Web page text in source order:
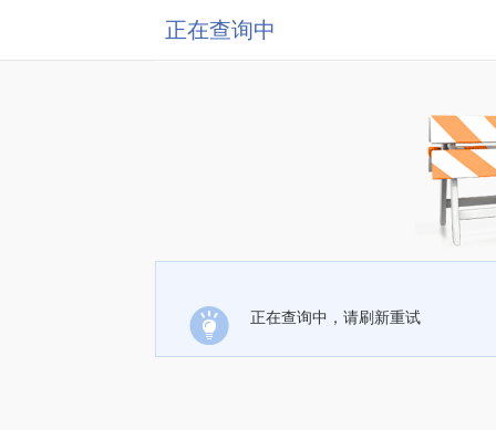
正在查询中
正在查询中，请刷新重试